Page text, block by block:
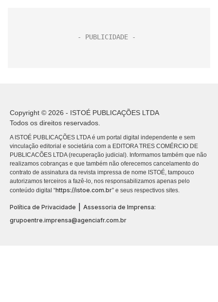
Copyright © 2026 - ISTOÉ PUBLICAÇÕES LTDA
Todos os direitos reservados.
A ISTOÉ PUBLICAÇÕES LTDA é um portal digital independente e sem
vinculação editorial e societária com a EDITORA TRES COMÉRCIO DE
PUBLICACÕES LTDA (recuperação judicial). Informamos também que não
realizamos cobranças e que também não oferecemos cancelamento do
contrato de assinatura da revista impressa de nome ISTOÉ, tampouco
autorizamos terceiros a fazê-lo, nos responsabilizamos apenas pelo
conteúdo digital “https://istoe.com.br” e seus respectivos sites.
Política de Privacidade
Assessoria de Imprensa:
grupoentre.imprensa@agenciafr.com.br